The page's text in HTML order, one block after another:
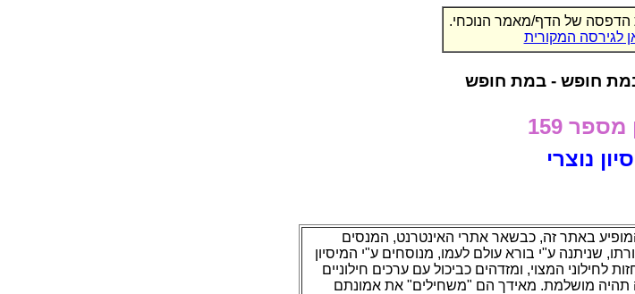
הדפסה של הדף/מאמר הנוכחי.
לגירסה המקורית
חופש - במת חופש
מספר 159
נוצרי
באתר זה, כבשאר אתרי האינטרנט, המנסים
שניתנה ע"י בורא עולם לעמו, מנוסחים ע"י המיסיון
לחילוני המצוי, ומזדהים כביכול עם ערכים חילוניים
תהיה מושלמת. מאידך הם "משחילים" את אמונתם